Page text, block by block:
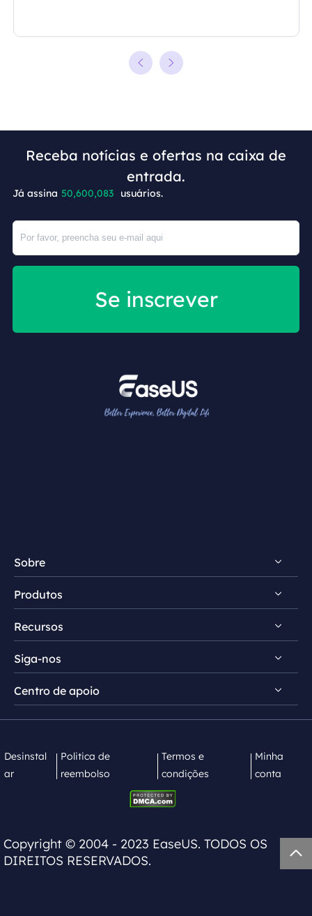
Receba notícias e ofertas na caixa de
entrada.
Já assina 50,600,087 usuários.
Se inscrever
Sobre
Conheça EaseUS
Comentários e prêmios
Contrato de licença
Produtos
RecExperts para Windows
RecExperts para Mac
Screen Recorder Online
Recursos
Dicas de gravação de tela
Mac App Store
Siga-nos
  
Centro de apoio
Desinstal
ar
Politica de
reembolso
Termos e
condições
Minha
conta
Copyright © 2004 - 2023 EaseUS. TODOS OS
DIREITOS RESERVADOS.
